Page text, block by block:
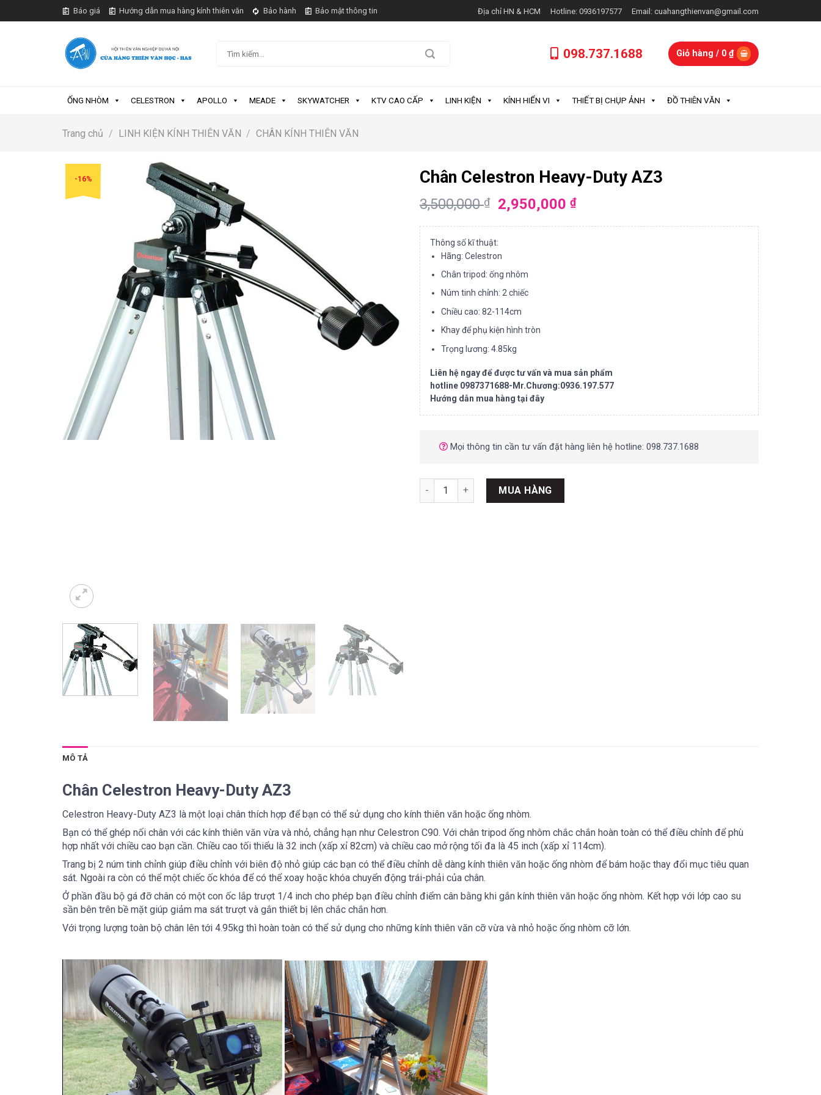
to
Báo giá Hướng dẫn mua hàng kính thiên văn Bảo hành Bảo mật thông tin Địa chỉ HN & HCM Hotline: 0936197577 Email: cuahangthienvan@gmail.com
kiếm:
098.737.1688 Giỏ hàng / 0₫
ỐNG NHÒM CELESTRON APOLLO MEADE SKYWATCHER KTV CAO CẤP LINH KIỆN KÍNH HIỂN VI THIẾT BỊ CHỤP ẢNH ĐỒ THIÊN VĂN
Trang chủ / LINH KIỆN KÍNH THIÊN VĂN / CHÂN KÍNH THIÊN VĂN
-16% Chân Celestron Heavy-Duty AZ3
3,500,000₫ 2,950,000₫
Thông số kĩ thuật:
Hãng: Celestron
Chân tripod: ống nhôm
Núm tinh chỉnh: 2 chiếc
Chiều cao: 82-114cm
Khay để phụ kiện hình tròn
Trọng lương: 4.85kg
Liên hệ ngay để được tư vấn và mua sản phẩm
hotline 0987371688-Mr.Chương:0936.197.577
Hướng dẫn mua hàng tại đây
Mọi thông tin cần tư vấn đặt hàng liên hệ hotline: 098.737.1688
Chân Celestron Heavy-Duty AZ3 số lượng
MUA HÀNG
MÔ TẢ
Chân Celestron Heavy-Duty AZ3
Celestron Heavy-Duty AZ3 là một loại chân thích hợp để bạn có thể sử dụng cho kính thiên văn hoặc ống nhòm.
Bạn có thể ghép nối chân với các kính thiên văn vừa và nhỏ, chẳng hạn như Celestron C90. Với chân tripod ống nhôm chắc chắn hoàn toàn có thể điều chỉnh để phù
hợp nhất với chiều cao bạn cần. Chiều cao tối thiểu là 32 inch (xấp xỉ 82cm) và chiều cao mở rộng tối đa là 45 inch (xấp xỉ 114cm).
Trang bị 2 núm tinh chỉnh giúp điều chỉnh với biên độ nhỏ giúp các bạn có thể điều chỉnh dễ dàng kính thiên văn hoặc ống nhòm để bám hoặc thay đổi mục tiêu quan
sát. Ngoài ra còn có thể một chiếc ốc khóa để có thể xoay hoặc khóa chuyển động trái-phải của chân.
Ở phần đầu bộ gá đỡ chân có một con ốc lắp trượt 1/4 inch cho phép bạn điều chỉnh điểm cân bằng khi gắn kính thiên văn hoặc ống nhòm. Kết hợp với lớp cao su
sần bên trên bề mặt giúp giảm ma sát trượt và gắn thiết bị lên chắc chắn hơn.
Với trọng lượng toàn bộ chân lên tới 4.95kg thì hoàn toàn có thể sử dụng cho những kính thiên văn cỡ vừa và nhỏ hoặc ống nhòm cỡ lớn.